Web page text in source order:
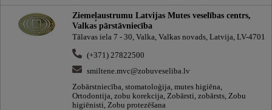
Ziemeļaustrumu Latvijas Mutes veselības centrs,
Valkas pārstāvniecība
Tālavas iela 7 - 30, Valka, Valkas novads, Latvija, LV-4701
(+371) 27822500
smiltene.mvc@zobuveseliba.lv
Zobārstniecība, stomatoloģija, mutes higiēna,
Ortodontija, zobu korekcija, Zobārsti, zobārsts, Zobu
higiēnisti, Zobu protezēšana